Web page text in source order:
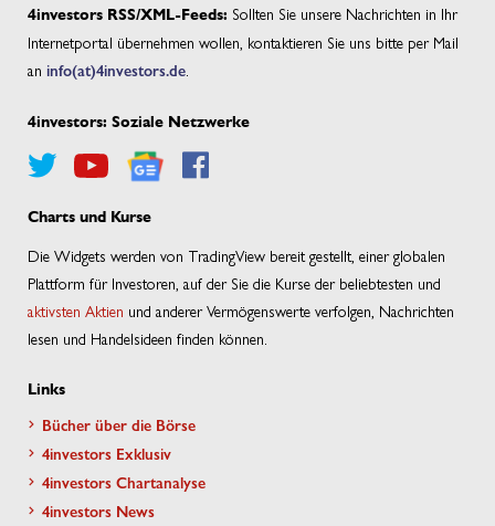
4investors RSS/XML-Feeds: Sollten Sie unsere Nachrichten in Ihr
Internetportal übernehmen wollen, kontaktieren Sie uns bitte per Mail
an info(at)4investors.de
4investors: Soziale Netzwerke
Charts und Kurse
Die Widgets werden von TradingView bereit gestellt, einer globalen
Plattform für Investoren, auf der Sie die Kurse der beliebtesten und
aktivsten Aktien und anderer Vermögenswerte verfolgen, Nachrichten
lesen und Handelsideen finden können.
Links
Bücher über die Börse
4investors Exklusiv
4investors Chartanalyse
4investors News